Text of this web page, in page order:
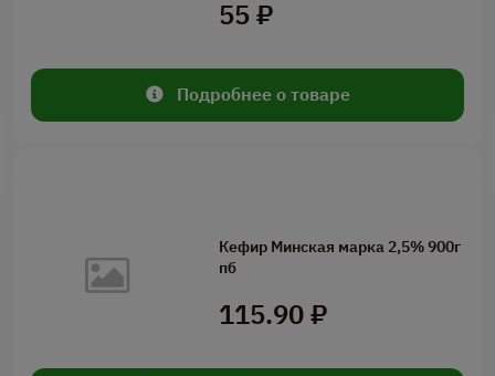
55 ₽
Подробнее о товаре
Кефир Минская марка 2,5% 900г
пб
115.90 ₽